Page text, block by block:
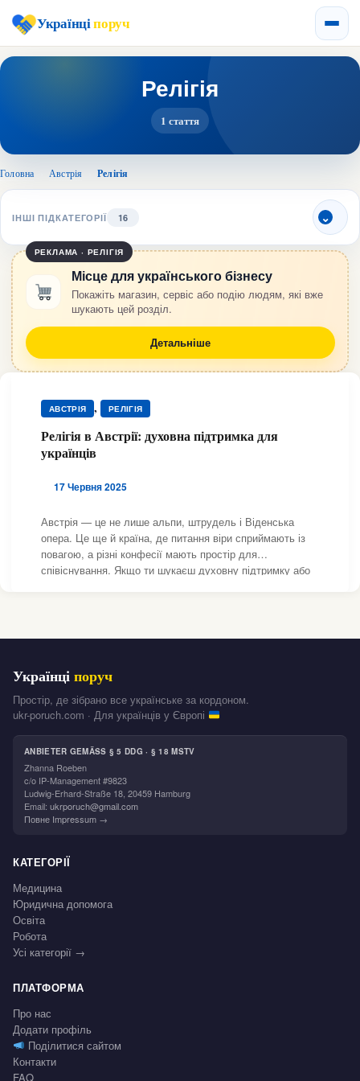
Українціпоруч
Релігія
1 стаття
Головна Австрія Релігія
ІНШІ ПІДКАТЕГОРІЇ 16
РЕКЛАМА · РЕЛІГІЯ
Місце для українського бізнесу
Покажіть магазин, сервіс або подію людям, які вже
шукають цей розділ.
Детальніше
АВСТРІЯ , РЕЛІГІЯ
Релігія в Австрії: духовна підтримка для
українців
17 Червня 2025
Австрія — це не лише альпи, штрудель і Віденська
опера. Це ще й країна, де питання віри сприймають із
повагою, а різні конфесії мають простір для
співіснування. Якщо ти шукаєш духовну підтримку або
Українціпоруч
Простір, де зібрано все українське за кордоном.
ukr-poruch.com · Для українців у Європі
ANBIETER GEMÄSS § 5 DDG · § 18 MSTV
Zhanna Roeben
c/o IP-Management #9823
Ludwig-Erhard-Straße 18, 20459 Hamburg
Email: ukrporuch@gmail.com
Повне Impressum →
КАТЕГОРІЇ
Медицина
Юридична допомога
Освіта
Робота
Усі категорії →
ПЛАТФОРМА
Про нас
Додати профіль
Поділитися сайтом
Контакти
FAQ